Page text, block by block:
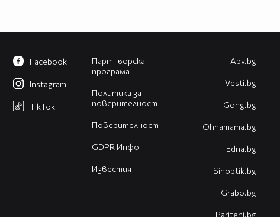
Партньорска
програма
Политика за
поверителност
Поверителност
GDPR Инфо
Известия
Facebook
Instagram
TikTok
Abv.bg
Vesti.bg
Gong.bg
Оhnamama.bg
Edna.bg
Sinoptik.bg
Grabo.bg
Pariteni.bg